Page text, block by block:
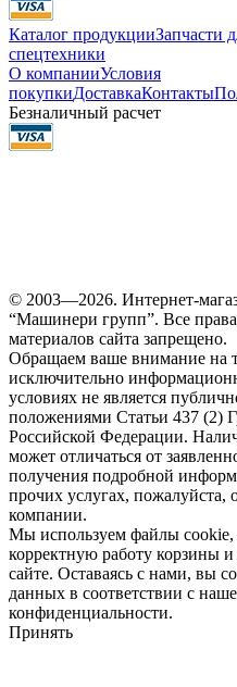
Каталог продукцииЗапчасти
спецтехники
О компанииУсловия
покупкиДоставкаКонтакты
Безналичный расчет
© 2003—2026. Интернет-
“Машинери групп”. Все
материалов сайта запрещено.
Обращаем ваше внимание на
исключительно
условиях не является
положениями Статьи 437 (2)
Российской Федерации.
может отличаться от
получения подробной
прочих услугах, пожалуйста,
компании.
Мы используем файлы cookie,
корректную работу корзины
сайте. Оставаясь с нами, вы
данных в соответствии с
конфиденциальности.
Принять